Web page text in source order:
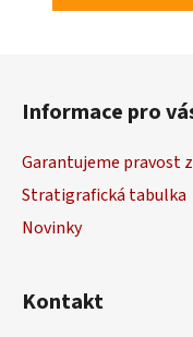
Informace pro
Garantujeme pravost
Stratigrafická tabulka
Novinky
Kontakt